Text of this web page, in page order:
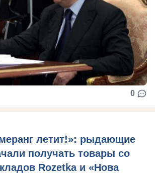
0
летит!»: рыдающие
получать товары со
Rozetka и «Нова